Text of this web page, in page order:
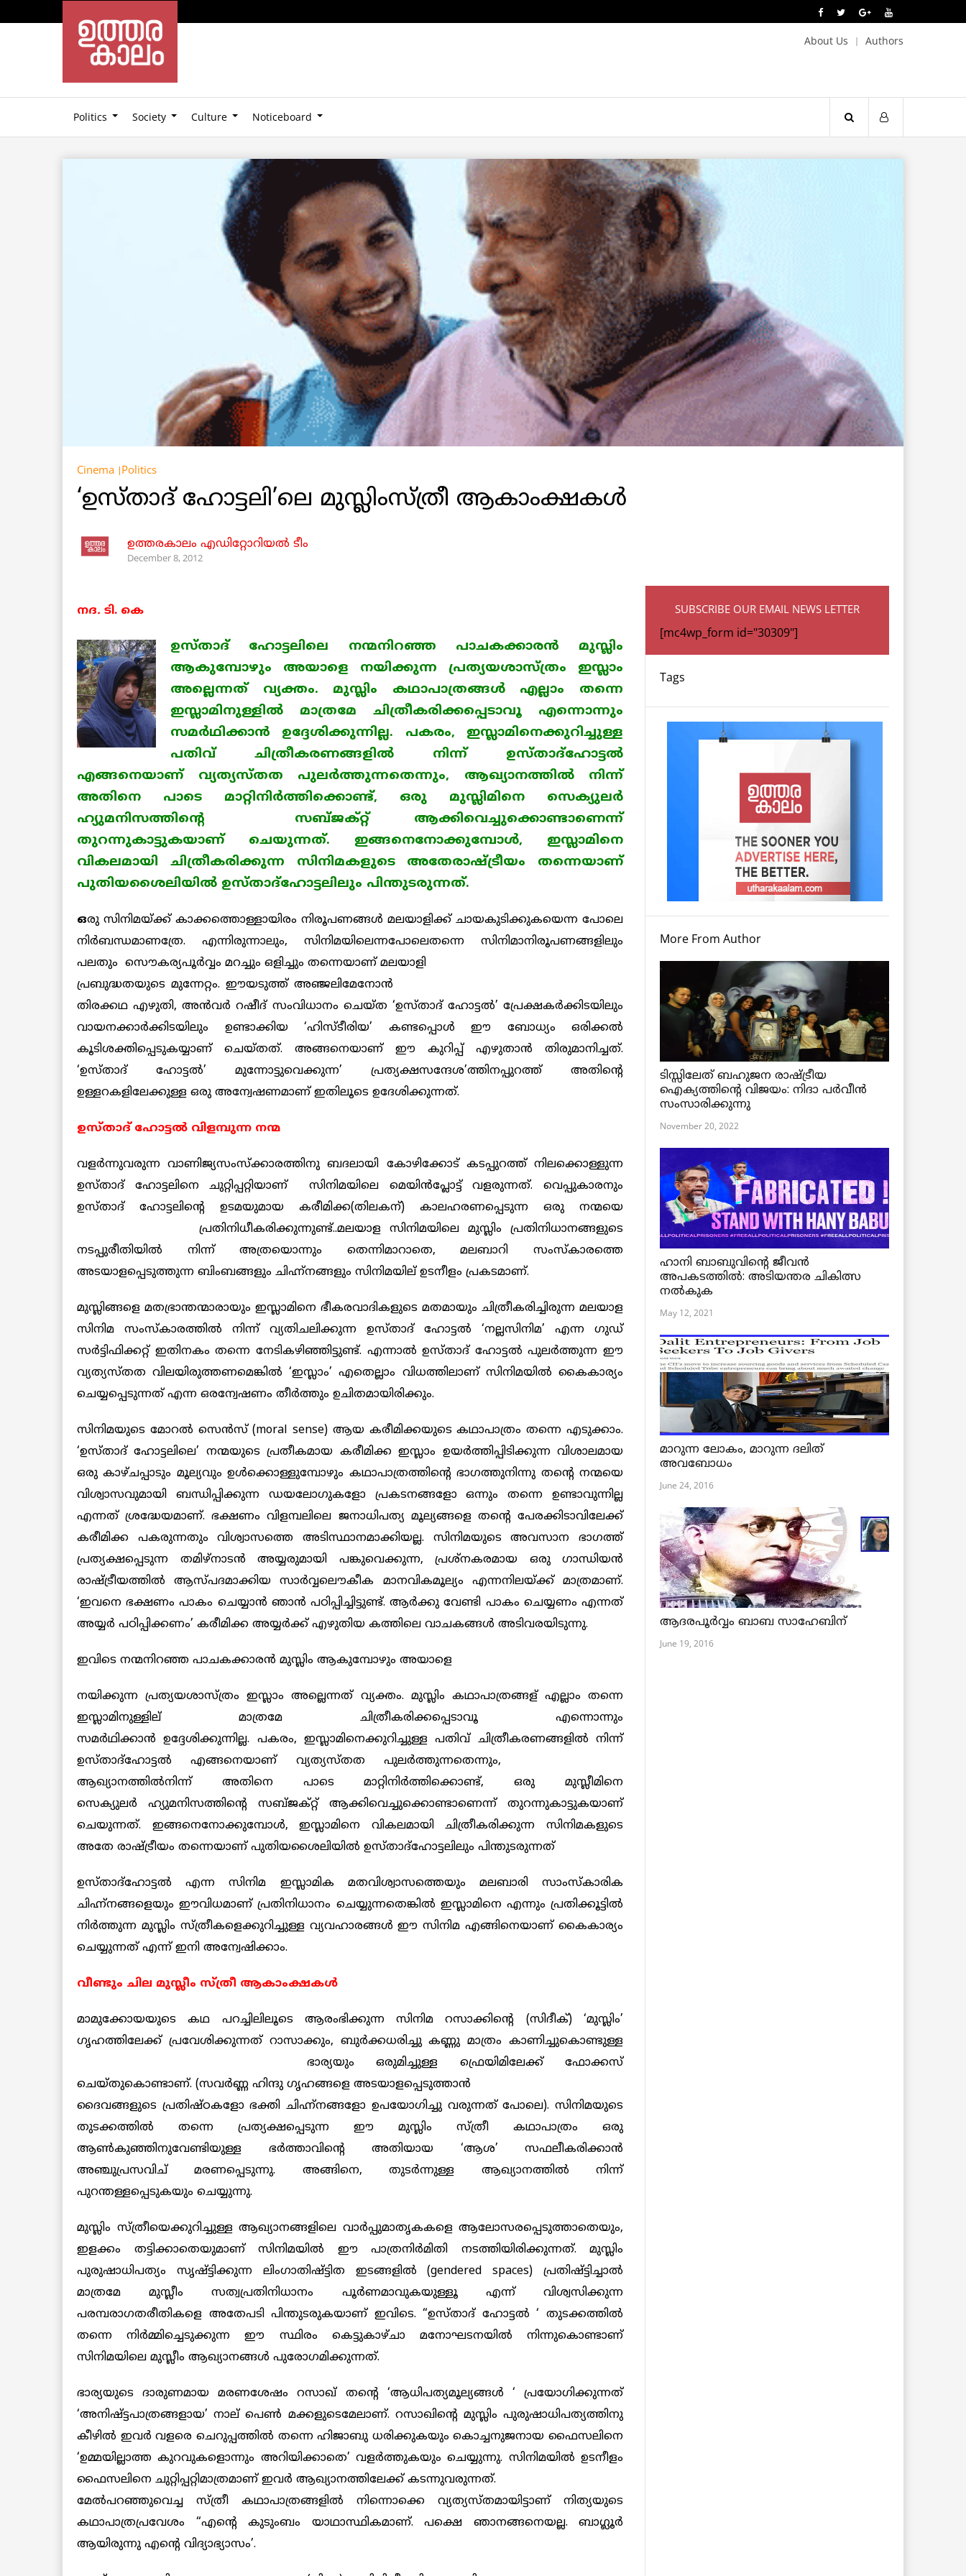
About Us Authors
Politics Society Culture Noticeboard
Cinema Politics
‘ഉസ്താദ്‌ ഹോട്ടലി’ലെ മുസ്ലിംസ്ത്രീ ആകാംക്ഷകള്‍
ഉത്തരകാലം എഡിറ്റോറിയല്‍ ടീം
December 8, 2012
നദ. ടി. കെ
ഉസ്താദ്‌ ഹോട്ടലിലെ നന്മനിറഞ്ഞ പാചകക്കാരന്‍ മുസ്ലിം
ആകുമ്പോഴും അയാളെ നയിക്കുന്ന പ്രത്യയശാസ്ത്രം ഇസ്ലാം
അല്ലെന്നത് വ്യക്തം. മുസ്ലിം കഥാപാത്രങ്ങള്‍ ‍എല്ലാം തന്നെ
ഇസ്ലാമിനുള്ളില്‍ ‍മാത്രമേ ചിത്രീകരിക്കപ്പെടാവൂ എന്നൊന്നും
സമര്‍ഥിക്കാന്‍ ഉദ്ദേശിക്കുന്നില്ല. പകരം, ഇസ്ലാമിനെക്കുറിച്ചുള്ള
പതിവ് ചിത്രീകരണങ്ങളില്‍ നിന്ന് ഉസ്താദ്ഹോട്ടല്‍
എങ്ങനെയാണ് വ്യത്യസ്തത പുലര്‍ത്തുന്നതെന്നും, ആഖ്യാനത്തില്‍ നിന്ന്
അതിനെ പാടെ മാറ്റിനിര്‍ത്തിക്കൊണ്ട്, ഒരു മുസ്ലിമിനെ സെക്യുലര്‍
ഹ്യുമനിസത്തിന്‍റെ സബ്ജക്റ്റ് ആക്കിവെച്ചുക്കൊണ്ടാണെന്ന്
തുറന്നുകാട്ടുകയാണ് ചെയുന്നത്. ഇങ്ങനെനോക്കുമ്പോള്‍, ഇസ്ലാമിനെ
വികലമായി ചിത്രീകരിക്കുന്ന സിനിമകളുടെ അതേരാഷ്ട്രീയം തന്നെയാണ്
പുതിയശൈലിയില്‍ ഉസ്താദ്ഹോട്ടലിലും പിന്തുടരുന്നത്.
ഒരു സിനിമയ്ക്ക് കാക്കത്തൊള്ളായിരം നിരൂപണങ്ങള്‍ മലയാളിക്ക് ചായകുടിക്കുകയെന്ന പോലെ
നിര്‍ബന്ധമാണത്രേ. എന്നിരുന്നാലും, സിനിമയിലെന്നപോലെതന്നെ സിനിമാനിരൂപണങ്ങളിലും
പലതും സൌകര്യപൂര്‍വ്വം മറച്ചും ഒളിച്ചും തന്നെയാണ് മലയാളി
പ്രബുദ്ധതയുടെ മുന്നേറ്റം. ഈയടുത്ത് അഞ്ജലിമേനോന്‍
‍തിരക്കഥ എഴുതി, അന്‍വര്‍ റഷീദ് സം‍വിധാനം ചെയ്ത ‘ഉസ്താദ് ഹോട്ടല്‍’ പ്രേക്ഷകര്‍ക്കിടയിലും
വായനക്കാര്‍ക്കിടയിലും ഉണ്ടാക്കിയ ‘ഹിസ്ടീരിയ’ കണ്ടപ്പൊള്‍ ‍ഈ ബോധ്യം ഒരിക്കല്‍
‍കൂടിശക്തിപ്പെടുകയ്യാണ് ചെയ്തത്. അങ്ങനെയാണ് ഈ കുറിപ്പ് എഴുതാന്‍ തിരുമാനിച്ചത്.
‘ഉസ്താദ് ഹോട്ടല്‍’ മുന്നോട്ടുവെക്കുന്ന’ പ്രത്യക്ഷസന്ദേശ’ത്തിനപ്പുറത്ത് അതിന്റെ
ഉള്ളറകളിലേക്കുള്ള ഒരു അന്വേഷണമാണ് ഇതിലൂടെ ഉദേശിക്കുന്നത്.
ഉസ്താദ്‌ ഹോട്ടല്‍ വിളമ്പുന്ന നന്മ
വളര്‍ന്നുവരുന്ന വാണിജ്യസംസ്ക്കാരത്തിനു ബദലായി കോഴിക്കോട് കടപ്പുറത്ത് നിലക്കൊള്ളുന്ന
ഉസ്താദ് ഹോട്ടലിനെ ചുറ്റിപ്പറ്റിയാണ് സിനിമയിലെ മെയിന്‍പ്ലോട്ട് വളരുന്നത്‌. വെപ്പുകാരനും
ഉസ്താദ് ഹോട്ടലിന്‍റെ ഉടമയുമായ കരീമിക്ക(തിലകന്) കാലഹരണപ്പെടുന്ന ഒരു നന്മയെ
പ്രതിനിധീകരിക്കുന്നുണ്ട്..മലയാള സിനിമയിലെ മുസ്ലിം പ്രതിനിധാനങ്ങളുടെ
നടപ്പുരീതിയില്‍ ‍നിന്ന് അത്രയൊന്നും തെന്നിമാറാതെ, മലബാറി സംസ്കാരത്തെ
അടയാളപ്പെടുത്തുന്ന ബിംബങ്ങളും ചിഹ്ന്നങ്ങളും സിനിമയില് ‍ഉടനീളം പ്രകടമാണ്.
മുസ്ലിങ്ങളെ മതഭ്രാന്തന്മാരായും ഇസ്ലാമിനെ ഭീകരവാദികളുടെ മതമായും ചിത്രീകരിച്ചിരുന്ന മലയാള
സിനിമ സംസ്കാരത്തില്‍ ‍നിന്ന് വ്യതിചലിക്കുന്ന ഉസ്താദ് ഹോട്ടല്‍ ‘നല്ലസിനിമ’ എന്ന ഗുഡ്
സര്‍ട്ടിഫിക്കറ്റ് ഇതിനകം തന്നെ നേടികഴിഞ്ഞിട്ടുണ്ട്. എന്നാല്‍ ഉസ്താദ് ഹോട്ടല്‍ പുലര്‍ത്തുന്ന ഈ
വ്യത്യസ്തത വിലയിരുത്തണമെങ്കില്‍ ‘ഇസ്ലാം’ എതെല്ലാം വിധത്തിലാണ് സിനിമയില്‍ ‍കൈകാര്യം
ചെയ്യപ്പെടുന്നത് എന്ന ഒരന്വേഷണം തീര്‍ത്തും ഉചിതമായിരിക്കും.
സിനിമയുടെ മോറല്‍ സെന്‍സ് (moral sense) ആയ കരീമിക്കയുടെ കഥാപാത്രം തന്നെ എടുക്കാം.
‘ഉസ്താദ് ഹോട്ടലിലെ’ നന്മയുടെ പ്രതീകമായ കരീമിക്ക ഇസ്ലാം ഉയര്‍ത്തിപ്പിടിക്കുന്ന വിശാലമായ
ഒരു കാഴ്ചപ്പാടും മൂല്യവും ഉള്‍ക്കൊള്ളുമ്പോഴും കഥാപാത്രത്തിന്‍റെ ഭാഗത്തുനിന്നു തന്‍റെ നന്മയെ
വിശ്വാസവുമായി ബന്ധിപ്പിക്കുന്ന ഡയലോഗുകളോ പ്രകടനങ്ങളോ ഒന്നും തന്നെ ഉണ്ടാവുന്നില്ല
എന്നത് ശ്രദ്ധേയമാണ്. ഭക്ഷണം വിളമ്പലിലെ ജനാധിപത്യ മൂല്യങ്ങളെ തന്റെ പേരക്കിടാവിലേക്ക്
കരീമിക്ക പകരുന്നതും വിശ്വാസത്തെ അടിസ്ഥാനമാക്കിയല്ല. സിനിമയുടെ അവസാന ഭാഗത്ത്‌
പ്രത്യക്ഷപ്പെടുന്ന തമിഴ്നാടന്‍ ‍അയ്യരുമായി പങ്കുവെക്കുന്ന, പ്രശ്നകരമായ ഒരു ഗാന്ധിയന്‍
‍രാഷ്ട്രീയത്തില്‍ ആസ്പദമാക്കിയ സാര്‍വ്വലൌകീക മാനവികമൂല്യം എന്നനിലയ്ക്ക് മാത്രമാണ്.
‘ഇവനെ ഭക്ഷണം പാകം ചെയ്യാന്‍ ഞാന്‍ ‍പഠിപ്പിച്ചിട്ടുണ്ട്. ആര്‍ക്കു വേണ്ടി പാകം ചെയ്യണം എന്നത്
അയ്യര്‍ പഠിപ്പിക്കണം’ കരീമിക്ക അയ്യര്‍ക്ക് എഴുതിയ കത്തിലെ വാചകങ്ങള്‍ അടിവരയിടുന്നു.
ഇവിടെ നന്മനിറഞ്ഞ പാചകക്കാരന്‍ മുസ്ലിം ആകുമ്പോഴും അയാളെ
നയിക്കുന്ന പ്രത്യയശാസ്ത്രം ഇസ്ലാം അല്ലെന്നത് വ്യക്തം. മുസ്ലിം കഥാപാത്രങ്ങള് ‍എല്ലാം തന്നെ
ഇസ്ലാമിനുള്ളില് ‍മാത്രമേ ചിത്രീകരിക്കപ്പെടാവൂ എന്നൊന്നും
സമര്‍ഥിക്കാന്‍ ഉദ്ദേശിക്കുന്നില്ല. പകരം, ഇസ്ലാമിനെക്കുറിച്ചുള്ള പതിവ് ചിത്രീകരണങ്ങളില്‍ നിന്ന്
ഉസ്താദ്ഹോട്ടല്‍ എങ്ങനെയാണ് വ്യത്യസ്തത പുലര്‍ത്തുന്നതെന്നും,
ആഖ്യാനത്തില്‍നിന്ന് അതിനെ പാടെ മാറ്റിനിര്‍ത്തിക്കൊണ്ട്,ഒരു മുസ്ലീമിനെ
സെക്യുലര്‍ ഹ്യുമനിസത്തിന്റെ സബ്ജക്റ്റ് ആക്കിവെച്ചുക്കൊണ്ടാണെന്ന് തുറന്നുകാട്ടുകയാണ്
ചെയുന്നത്. ഇങ്ങനെനോക്കുമ്പോള്‍, ഇസ്ലാമിനെ വികലമായി ചിത്രീകരിക്കുന്ന സിനിമകളുടെ
അതേ രാഷ്ട്രീയം തന്നെയാണ് പുതിയശൈലിയില്‍ ഉസ്താദ്ഹോട്ടലിലും പിന്തുടരുന്നത്
ഉസ്താദ്ഹോട്ടല്‍ ‍എന്ന സിനിമ ഇസ്ലാമിക മതവിശ്വാസത്തെയും മലബാരി സാംസ്കാരിക
ചിഹ്ന്നങ്ങളെയും ഈവിധമാണ് പ്രതിനിധാനം ചെയ്യുന്നതെങ്കില്‍ ഇസ്ലാമിനെ എന്നും പ്രതിക്കൂട്ടില്‍
നിര്‍ത്തുന്ന മുസ്ലിം സ്ത്രീകളെക്കുറിച്ചുള്ള വ്യവഹാരങ്ങള്‍ ഈ സിനിമ എങ്ങിനെയാണ് കൈകാര്യം
ചെയ്യുന്നത് എന്ന് ഇനി അന്വേഷിക്കാം.
വീണ്ടും ചില മുസ്ലീം സ്ത്രീ ആകാംക്ഷകള്‍
മാമുക്കോയയുടെ കഥ പറച്ചിലിലൂടെ ആരംഭിക്കുന്ന സിനിമ റസാക്കിന്‍റെ (സിദീക്) ‘മുസ്ലിം’
ഗൃഹത്തിലേക്ക് ‌പ്രവേശിക്കുന്നത് റാസാക്കും, ബുര്‍ക്കധരിച്ചു കണ്ണു മാത്രം കാണിച്ചുകൊണ്ടുള്ള
ഭാര്യയും ഒരുമിച്ചുള്ള ഫ്രെയിമിലേക്ക് ഫോക്കസ്
ചെയ്തുകൊണ്ടാണ്. (സവര്‍ണ്ണ ഹിന്ദു ഗൃഹങ്ങളെ അടയാളപ്പെടുത്താന്‍
ദൈവങ്ങളുടെ പ്രതിഷ്ഠകളോ ഭക്തി ചിഹ്ന്നങ്ങളോ ഉപയോഗിച്ചു വരുന്നത് പോലെ). സിനിമയുടെ
തുടക്കത്തില്‍ തന്നെ പ്രത്യക്ഷപ്പെടുന്ന ഈ മുസ്ലിം സ്ത്രീ കഥാപാത്രം ഒരു
ആണ്‍കുഞ്ഞിനുവേണ്ടിയുള്ള ഭര്‍ത്താവിന്‍റെ അതിയായ ‘ആശ’ സഫലീകരിക്കാന്‍
‍അഞ്ചുപ്രസവിച് മരണപ്പെടുന്നു. അങ്ങിനെ, തുടര്‍ന്നുള്ള ആഖ്യാനത്തില്‍ ‍നിന്ന്
പുറന്തള്ളപ്പെടുകയും ചെയ്യുന്നു.
മുസ്ലിം സ്ത്രീയെക്കുറിച്ചുള്ള ആഖ്യാനങ്ങളിലെ വാര്‍പ്പുമാതൃകകളെ ആലോസരപ്പെടുത്താതെയും,
ഇളക്കം തട്ടിക്കാതെയുമാണ്‌ സിനിമയില്‍ ‍ഈ പാത്രനിര്‍മിതി നടത്തിയിരിക്കുന്നത്. മുസ്ലിം
പുരുഷാധിപത്യം സൃഷ്ട്ടിക്കുന്ന ലിംഗാതിഷ്ട്ടിത ഇടങ്ങളില്‍ (gendered spaces) പ്രതിഷ്ട്ടിച്ചാല്‍
മാത്രമേ മുസ്ലീം സത്വപ്രതിനിധാനം പൂര്‍ണമാവുകയുള്ളൂ എന്ന് വിശ്വസിക്കുന്ന
പരമ്പരാഗതരീതികളെ അതേപടി പിന്തുടരുകയാണ് ഇവിടെ. “ഉസ്താദ് ഹോട്ടല്‍ ‘ തുടക്കത്തില്‍
‍തന്നെ നിര്‍മ്മിച്ചെടുക്കുന്ന ഈ സ്ഥിരം കെട്ടുകാഴ്ചാ മനോഘടനയില്‍ നിന്നുകൊണ്ടാണ്
സിനിമയിലെ മുസ്ലീം ആഖ്യാനങ്ങള്‍ ‍പുരോഗമിക്കുന്നത്.
ഭാര്യയുടെ ദാരുണമായ മരണശേഷം റസാഖ് തന്‍റെ ‘ആധിപത്യമൂല്യങ്ങള്‍ ‘ പ്രയോഗിക്കുന്നത്
‘അനിഷ്ട്ടപാത്രങ്ങളായ’ നാല് പെണ്‍ മക്കളുടെമേലാണ്. റസാഖിന്‍റെ മുസ്ലിം പുരുഷാധിപത്യത്തിനു
കീഴില്‍ ‍ഇവര്‍ ‍വളരെ ചെറുപ്പത്തില്‍ തന്നെ ഹിജാബു ധരിക്കുകയും കൊച്ചനുജനായ ഫൈസലിനെ
‘ഉമ്മയില്ലാത്ത കുറവുകളൊന്നും അറിയിക്കാതെ’ വളര്‍ത്തുകയും ചെയ്യുന്നു. സിനിമയില്‍ ഉടനീളം
ഫൈസലിനെ ചുറ്റിപ്പറ്റിമാത്രമാണ് ഇവര്‍ ആഖ്യാനത്തിലേക്ക് കടന്നുവരുന്നത്.
മേല്‍പറഞ്ഞുവെച്ച സ്ത്രീ കഥാപാത്രങ്ങളില്‍ നിന്നൊക്കെ വ്യത്യസ്തമായിട്ടാണ് നിത്യയുടെ
കഥാപാത്രപ്രവേശം “എന്‍റെ കുടുംബം യാഥാസ്ഥികമാണ്. പക്ഷെ ഞാനങ്ങനെയല്ല. ബാഗ്ലൂര്‍
ആയിരുന്നു എന്‍റെ വിദ്യാഭ്യാസം’.
SUBSCRIBE OUR EMAIL NEWS LETTER
[mc4wp_form id="30309"]
Tags
More From Author
ടിസ്സിലേത് ബഹുജന രാഷ്ട്രീയ
ഐക്യത്തിന്റെ വിജയം: നിദാ പർവീൻ
സംസാരിക്കുന്നു
November 20, 2022
ഹാനി ബാബുവിന്റെ ജീവൻ
അപകടത്തിൽ: അടിയന്തര ചികിത്സ
നൽകുക
May 12, 2021
മാറുന്ന ലോകം, മാറുന്ന ദലിത്
അവബോധം
June 24, 2016
ആദരപൂര്‍വ്വം ബാബ സാഹേബിന്
June 19, 2016